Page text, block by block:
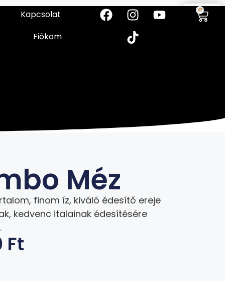
Kapcsolat
Fiókom
0
Méz
finom íz, kiváló édesítő ereje
kedvenc italainak édesítésére
Ft